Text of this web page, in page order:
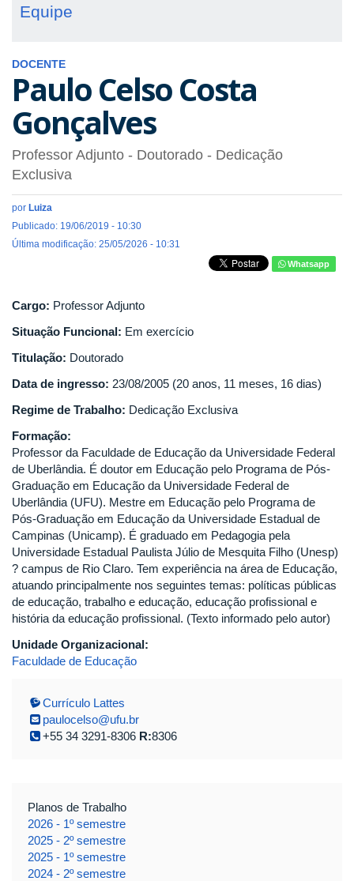
Equipe
DOCENTE
Paulo Celso Costa
Gonçalves
Professor Adjunto - Doutorado - Dedicação
Exclusiva
por Luiza
Publicado: 19/06/2019 - 10:30
Última modificação: 25/05/2026 - 10:31
Whatsapp
Cargo: Professor Adjunto
Situação Funcional: Em exercício
Titulação: Doutorado
Data de ingresso: 23/08/2005 (20 anos, 11 meses, 16 dias)
Regime de Trabalho: Dedicação Exclusiva
Formação:
Professor da Faculdade de Educação da Universidade Federal
de Uberlândia. É doutor em Educação pelo Programa de Pós-
Graduação em Educação da Universidade Federal de
Uberlândia (UFU). Mestre em Educação pelo Programa de
Pós-Graduação em Educação da Universidade Estadual de
Campinas (Unicamp). É graduado em Pedagogia pela
Universidade Estadual Paulista Júlio de Mesquita Filho (Unesp)
? campus de Rio Claro. Tem experiência na área de Educação,
atuando principalmente nos seguintes temas: políticas públicas
de educação, trabalho e educação, educação profissional e
história da educação profissional. (Texto informado pelo autor)
Unidade Organizacional:
Faculdade de Educação
Currículo Lattes
paulocelso@ufu.br
+55 34 3291-8306 R:8306
Planos de Trabalho
2026 - 1º semestre
2025 - 2º semestre
2025 - 1º semestre
2024 - 2º semestre